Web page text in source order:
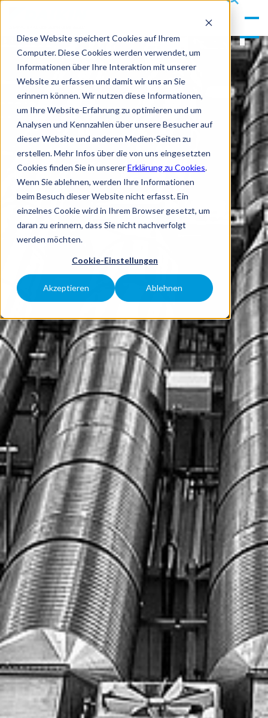
Diese Website speichert Cookies auf Ihrem
Computer. Diese Cookies werden verwendet, um
Informationen über Ihre Interaktion mit unserer
Website zu erfassen und damit wir uns an Sie
erinnern können. Wir nutzen diese Informationen,
um Ihre Website-Erfahrung zu optimieren und um
Analysen und Kennzahlen über unsere Besucher auf
dieser Website und anderen Medien-Seiten zu
erstellen. Mehr Infos über die von uns eingesetzten
Cookies finden Sie in unsererErklärung zu Cookies.
Wenn Sie ablehnen, werden Ihre Informationen
beim Besuch dieser Website nicht erfasst. Ein
einzelnes Cookie wird in Ihrem Browser gesetzt, um
daran zu erinnern, dass Sie nicht nachverfolgt
werden möchten.
Cookie-Einstellungen
Akzeptieren Ablehnen
s
ea
rc
h